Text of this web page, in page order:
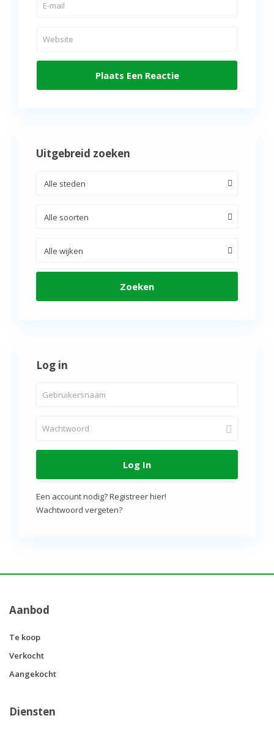
Uitgebreid zoeken
Alle steden
Alle soorten
Alle wijken
Zoeken
Log in
Log In
Een account nodig? Registreer hier!
Wachtwoord vergeten?
Aanbod
Te koop
Verkocht
Aangekocht
Diensten